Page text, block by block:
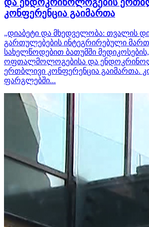
და ენდოკრინოლოგების
კონფერენცია გაიმართა
„დიაბეტი და მხედველობა: თვალის
გართულებების ინტეგრირებული
სახელწოდებით ბათუმში მედიკოსების,
ოფთალმოლოგებისა და
ერთბლივი კონფერენცია გაიმართა.
ფარგლებში...